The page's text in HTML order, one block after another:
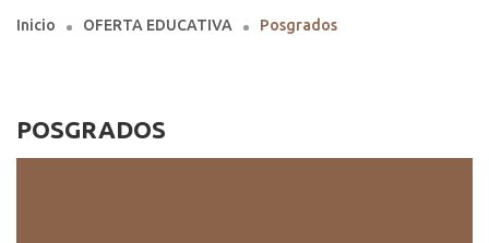
Inicio OFERTA EDUCATIVA Posgrados
POSGRADOS